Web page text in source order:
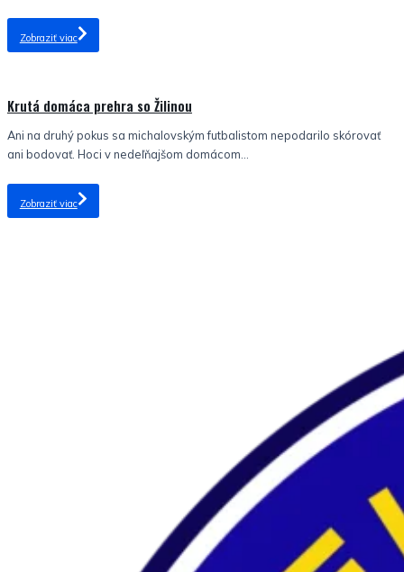
Zobraziť viac
Krutá domáca prehra so Žilinou
Ani na druhý pokus sa michalovským futbalistom nepodarilo skórovať
ani bodovať. Hoci v nedeľňajšom domácom...
Zobraziť viac